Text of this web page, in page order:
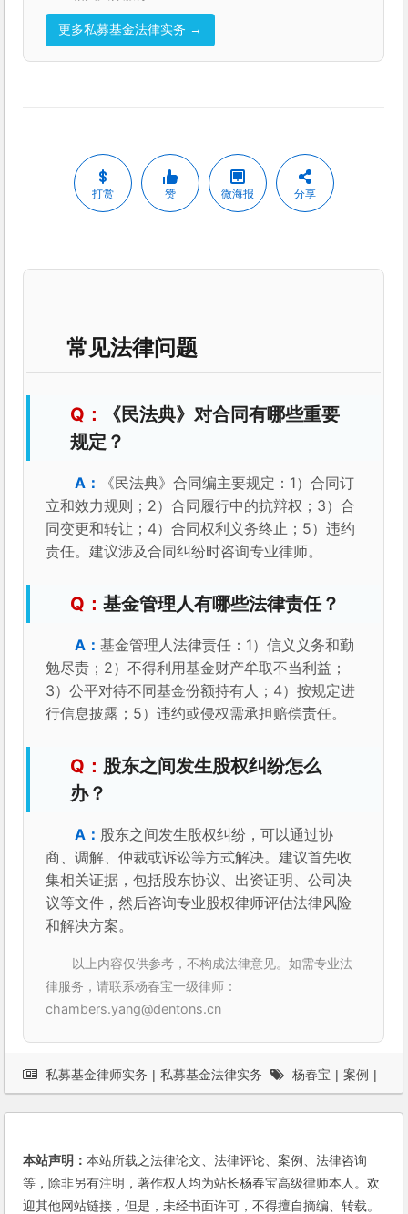
更多私募基金法律实务 →
打赏 赞 微海报 分享
常见法律问题
《民法典》对合同有哪些重要
规定？
《民法典》合同编主要规定：1）合同订
立和效力规则；2）合同履行中的抗辩权；3）合
同变更和转让；4）合同权利义务终止；5）违约
责任。建议涉及合同纠纷时咨询专业律师。
基金管理人有哪些法律责任？
基金管理人法律责任：1）信义义务和勤
勉尽责；2）不得利用基金财产牟取不当利益；
3）公平对待不同基金份额持有人；4）按规定进
行信息披露；5）违约或侵权需承担赔偿责任。
股东之间发生股权纠纷怎么
办？
股东之间发生股权纠纷，可以通过协
商、调解、仲裁或诉讼等方式解决。建议首先收
集相关证据，包括股东协议、出资证明、公司决
议等文件，然后咨询专业股权律师评估法律风险
和解决方案。
以上内容仅供参考，不构成法律意见。如需专业法
律服务，请联系杨春宝一级律师：
chambers.yang@dentons.cn
私募基金律师实务 | 私募基金法律实务 杨春宝 | 案例 |
本站声明：本站所载之法律论文、法律评论、案例、法律咨询
等，除非另有注明，著作权人均为站长杨春宝高级律师本人。欢
迎其他网站链接，但是，未经书面许可，不得擅自摘编、转载。